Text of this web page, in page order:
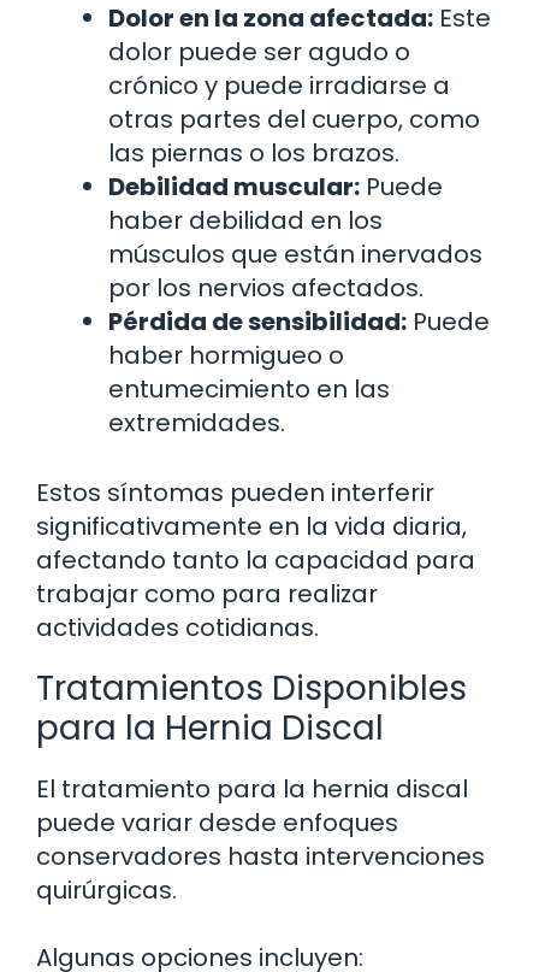
Dolor en la zona afectada: Este
dolor puede ser agudo o
crónico y puede irradiarse a
otras partes del cuerpo, como
las piernas o los brazos.
Debilidad muscular: Puede
haber debilidad en los
músculos que están inervados
por los nervios afectados.
Pérdida de sensibilidad: Puede
haber hormigueo o
entumecimiento en las
extremidades.
Estos síntomas pueden interferir
significativamente en la vida diaria,
afectando tanto la capacidad para
trabajar como para realizar
actividades cotidianas.
Tratamientos Disponibles
para la Hernia Discal
El tratamiento para la hernia discal
puede variar desde enfoques
conservadores hasta intervenciones
quirúrgicas.
Algunas opciones incluyen: